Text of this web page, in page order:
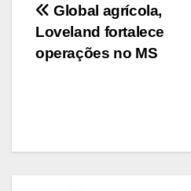
Navegação
de
Global agrícola,
Loveland fortalece
operações no MS